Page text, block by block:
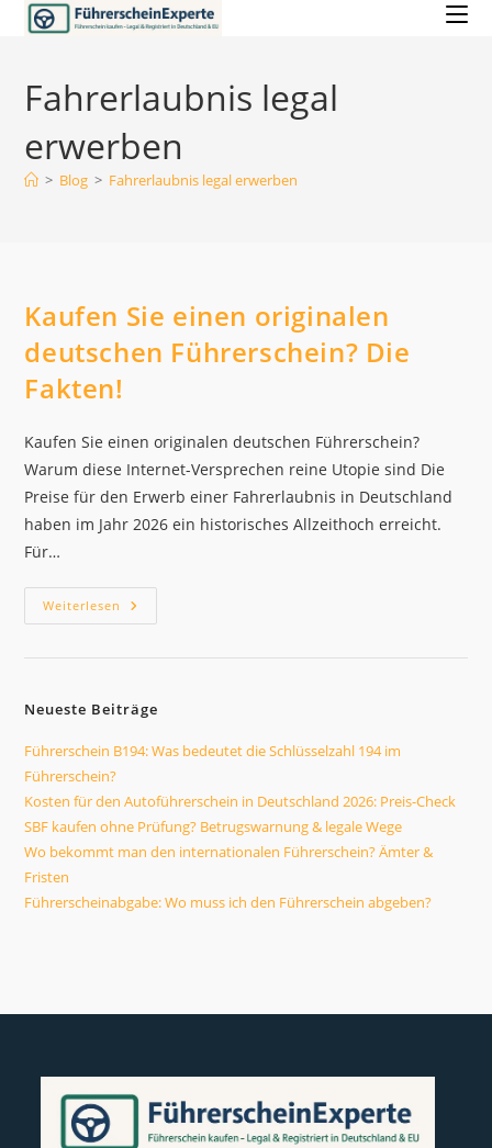
Zum
Inhalt
Fahrerlaubnis legal
erwerben
> Blog > Fahrerlaubnis legal erwerben
Kaufen Sie einen originalen
deutschen Führerschein? Die
Fakten!
Kaufen Sie einen originalen deutschen Führerschein?
Warum diese Internet-Versprechen reine Utopie sind Die
Preise für den Erwerb einer Fahrerlaubnis in Deutschland
haben im Jahr 2026 ein historisches Allzeithoch erreicht.
Für…
Weiterlesen Kaufen
Sie
Fakten!
Neueste Beiträge
Führerschein B194: Was bedeutet die Schlüsselzahl 194 im
Führerschein?
Kosten für den Autoführerschein in Deutschland 2026: Preis-Check
SBF kaufen ohne Prüfung? Betrugswarnung & legale Wege
Wo bekommt man den internationalen Führerschein? Ämter &
Fristen
Führerscheinabgabe: Wo muss ich den Führerschein abgeben?